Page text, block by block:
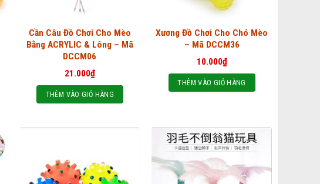
Cần Câu Đồ Chơi Cho Mèo
Bằng ACRYLIC & Lông – Mã
DCCM06
21.000₫
THÊM VÀO GIỎ HÀNG
Xương Đồ Chơi Cho Chó Mèo
– Mã DCCM36
10.000₫
THÊM VÀO GIỎ HÀNG